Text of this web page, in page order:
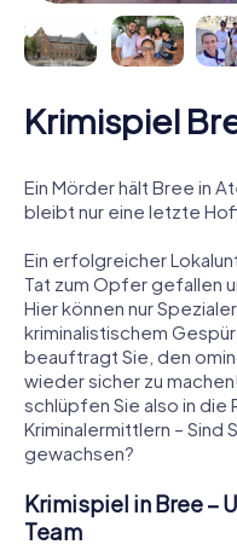
Krimispiel
Ein Mörder hält Bree in
bleibt nur eine letzte
Ein erfolgreicher
Tat zum Opfer gefallen
Hier können nur
kriminalistischem
beauftragt Sie, den
wieder sicher zu
schlüpfen Sie also in die
Kriminalermittlern – Sind
gewachsen?
Krimispiel in Bree –
Team